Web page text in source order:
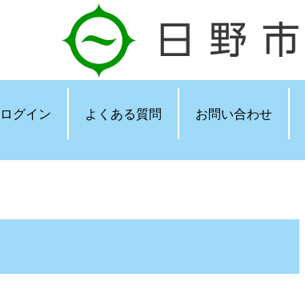
ログイン よくある質問 お問い合わせ